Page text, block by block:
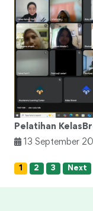
Pelatihan
13 September
1 2 3 Next